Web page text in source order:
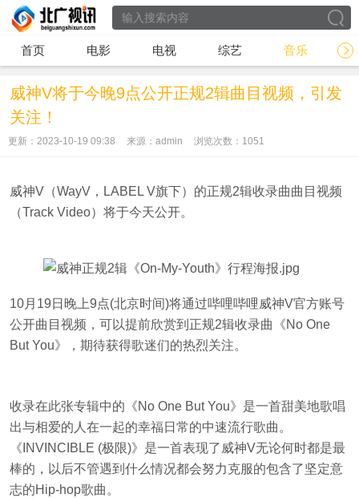
首页 电影 电视 综艺 音乐
威神V将于今晚9点公开正规2辑曲目视频，引发
关注！
更新：2023-10-19 09:38 来源：admin 浏览次数： 1051
威神V（WayV，LABEL V旗下）的正规2辑收录曲曲目视频
（Track Video）将于今天公开。
10月19日晚上9点(北京时间)将通过哔哩哔哩威神V官方账号
公开曲目视频，可以提前欣赏到正规2辑收录曲《No One
But You》，期待获得歌迷们的热烈关注。
收录在此张专辑中的《No One But You》是一首甜美地歌唱
出与相爱的人在一起的幸福日常的中速流行歌曲。
《INVINCIBLE (极限)》是一首表现了威神V无论何时都是最
棒的，以后不管遇到什么情况都会努力克服的包含了坚定意
志的Hip-hop歌曲。